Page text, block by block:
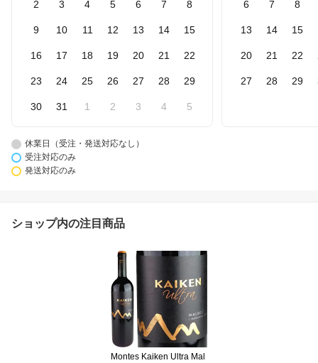
2 3 4 5 6 7 8
9 10 11 12 13 14 15
16 17 18 19 20 21 22
23 24 25 26 27 28 29
30 31 1 2 3 4 5
6 7 8
13 14 15
20 21 22
27 28 29
休業日（受注・発送対応なし）
受注対応のみ
発送対応のみ
ショップ内の注目商品
Montes Kaiken Ultra Mal